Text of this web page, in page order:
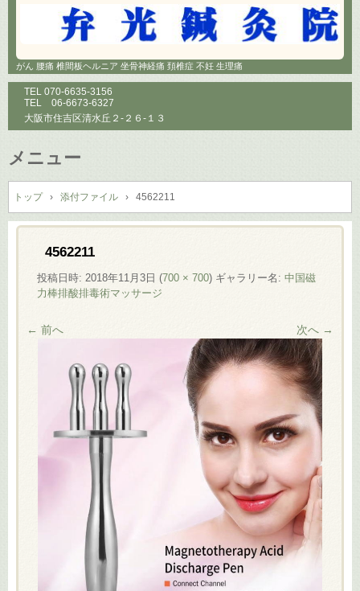
がん 腰痛 椎間板ヘルニア 坐骨神経痛 頚椎症 不妊 生理痛
TEL 070-6635-3156
TEL 06-6673-6327
大阪市住吉区清水丘２-２６-１３
メニュー
コ
ン
テ
ン
トップ › 添付ファイル › 4562211
4562211
投稿日時: 2018年11月3日 (700 × 700) ギャラリー名: 中国磁
力棒排酸排毒術マッサージ
← 前へ 次へ →